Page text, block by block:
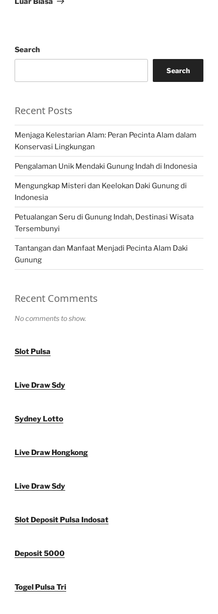
Search
Search
Recent Posts
Menjaga Kelestarian Alam: Peran Pecinta Alam dalam
Konservasi Lingkungan
Pengalaman Unik Mendaki Gunung Indah di Indonesia
Mengungkap Misteri dan Keelokan Daki Gunung di
Indonesia
Petualangan Seru di Gunung Indah, Destinasi Wisata
Tersembunyi
Tantangan dan Manfaat Menjadi Pecinta Alam Daki
Gunung
Recent Comments
No comments to show.
Slot Pulsa
Live Draw Sdy
Sydney Lotto
Live Draw Hongkong
Live Draw Sdy
Slot Deposit Pulsa Indosat
Deposit 5000
Togel Pulsa Tri